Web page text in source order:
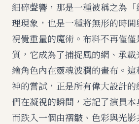
細碎聲響，那是一種被稱之為
理現象，也是一種將無形的時
視覺重量的魔術。布料不再僅
質，它成為了捕捉風的網、承
繪角色內在靈魂波瀾的畫布。
神的嘗試，正是所有偉大設計
們在凝視的瞬間，忘記了演員
而跌入一個由褶皺、色彩與光